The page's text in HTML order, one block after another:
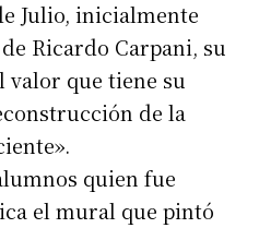
Julio, inicialmente
Ricardo Carpani, su
valor que tiene su
de la
quien fue
el mural que pintó